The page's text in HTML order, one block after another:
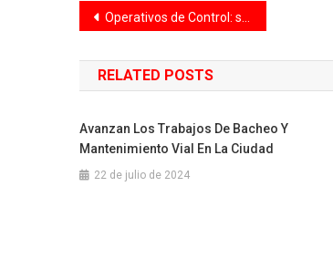
Navegación
de
entradas
Operativos de Control: se retuvieron 35 vehículos durante el fin de semana largo
RELATED POSTS
Avanzan Los Trabajos De Bacheo Y
Mantenimiento Vial En La Ciudad
22 de julio de 2024